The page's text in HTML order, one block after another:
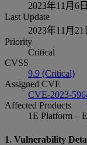
2023年11月6日
Last Update
2023年11月21
Priority
Critical
CVSS
9.9 (Critical)
Assigned CVE
CVE-2023-
Affected Products
1E Platform –
1. Vulnerability